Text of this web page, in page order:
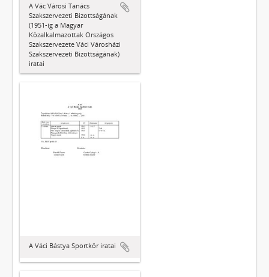
A Vác Városi Tanács
Szakszervezeti Bizottságának
(1951-ig a Magyar
Közalkalmazottak Országos
Szakszervezete Váci Városházi
Szakszervezeti Bizottságának)
iratai
A Váci Bástya Sportkör iratai